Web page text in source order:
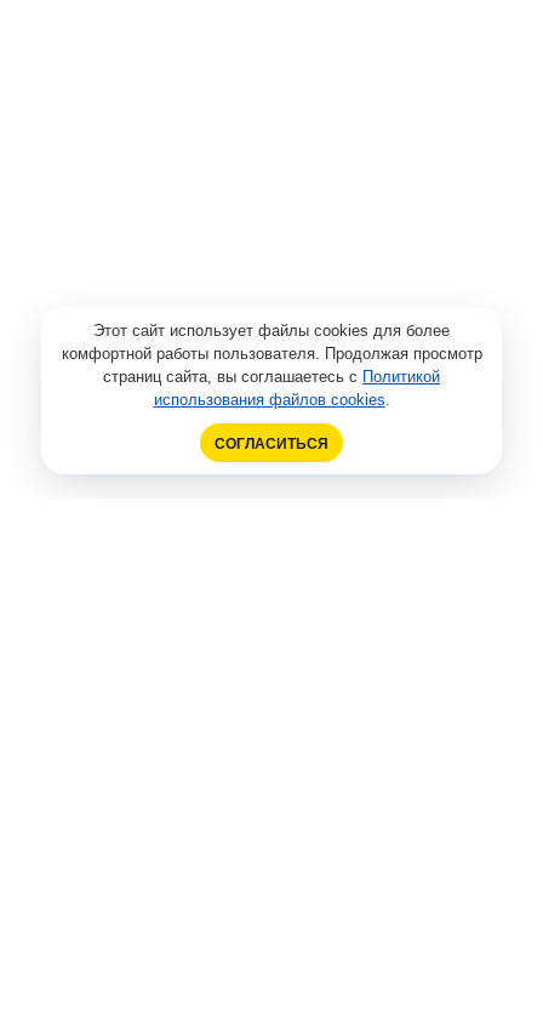
Этот сайт использует файлы cookies для более
комфортной работы пользователя. Продолжая просмотр
страниц сайта, вы соглашаетесь с Политикой
использования файлов cookies.
СОГЛАСИТЬСЯ